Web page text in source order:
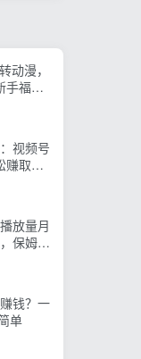
动漫，
手福
视频号
赚取
放量月
保姆级
钱？一
单